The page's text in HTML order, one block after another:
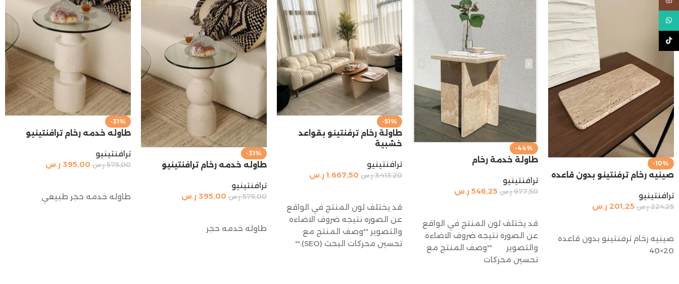
-10%
صينيه رخام ترفنتينو بدون قاعده
ترافنتينيو
224,25 ر.س 201,25 ر.س
صينيه رخام ترفنتينو بدون قاعده
20×40
-44%
طاولة خدمة رخام
ترافنتينيو
977,50 ر.س 546,25 ر.س
قد يختلف لون المنتج في الواقع
عن الصوره نتيجه ضروف الاضاءه
والتصوير **وصف المنتج مع
تحسين محركات
-51%
طاولة رخام ترفنتينو بقواعد
خشبية
ترافنتينيو
3.413,20 ر.س 1.667,50 ر.س
قد يختلف لون المنتج في الواقع
عن الصوره نتيجه ضروف الاضاءه
والتصوير **وصف المنتج مع
تحسين محركات البحث (SEO):**
-31%
طاوله خدمه رخام ترافنتينيو
ترافنتينيو
575,00 ر.س 395,00 ر.س
طاوله خدمه حجر
-31%
طاوله خدمه رخام ترافنتينيو
ترافنتينيو
575,00 ر.س 395,00 ر.س
طاوله خدمه حجر طبيعي